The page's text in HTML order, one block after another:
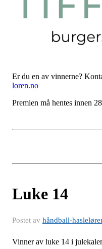
Er du en av vinnerne?
loren.no
Premien må hentes innen
Luke 14
Postet av håndball-
Vinner av luke 14 i